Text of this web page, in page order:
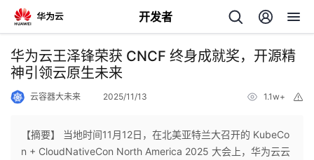
开发者
返
回
华为云王泽锋荣获 CNCF 终身成就奖，开源精
神引领云原生未来
云容器大未来 2025/11/13 1.1w+
【摘要】 当地时间11月12日，‌在北美亚特兰大召开的 KubeCo
n + CloudNativeCon North America 2025 大会上，华为云云